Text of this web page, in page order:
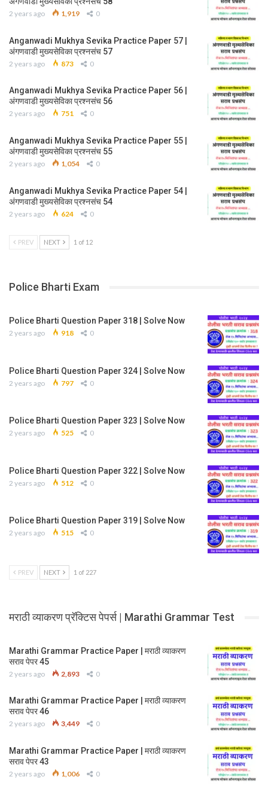
2 years ago 1,919 0
Anganwadi Mukhya Sevika Practice Paper 57 |
अंगणवाडी मुख्यसेविका प्रश्नसंच 57
2 years ago 873 0
Anganwadi Mukhya Sevika Practice Paper 56 |
अंगणवाडी मुख्यसेविका प्रश्नसंच 56
2 years ago 751 0
Anganwadi Mukhya Sevika Practice Paper 55 |
अंगणवाडी मुख्यसेविका प्रश्नसंच 55
2 years ago 1,054 0
Anganwadi Mukhya Sevika Practice Paper 54 |
अंगणवाडी मुख्यसेविका प्रश्नसंच 54
2 years ago 624 0
PREV NEXT 1 of 12
Police Bharti Exam
Police Bharti Question Paper 318 | Solve Now
2 years ago 918 0
Police Bharti Question Paper 324 | Solve Now
2 years ago 797 0
Police Bharti Question Paper 323 | Solve Now
2 years ago 525 0
Police Bharti Question Paper 322 | Solve Now
2 years ago 512 0
Police Bharti Question Paper 319 | Solve Now
2 years ago 515 0
PREV NEXT 1 of 227
मराठी व्याकरण प्रॅक्टिस पेपर्स | Marathi Grammar Test
Marathi Grammar Practice Paper | मराठी व्याकरण
सराव पेपर 45
2 years ago 2,893 0
Marathi Grammar Practice Paper | मराठी व्याकरण
सराव पेपर 46
2 years ago 3,449 0
Marathi Grammar Practice Paper | मराठी व्याकरण
सराव पेपर 43
2 years ago 1,006 0